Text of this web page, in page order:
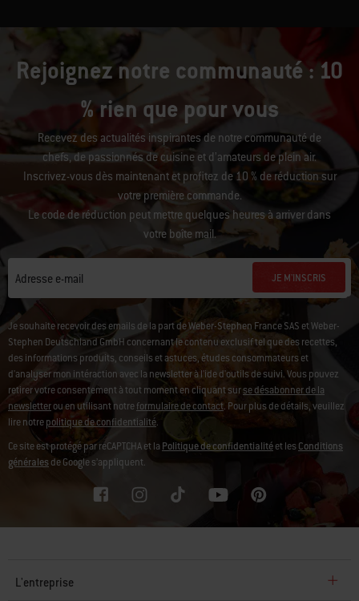
Rejoignez notre communauté : 10
% rien que pour vous
Recevez des actualités inspirantes de notre communauté de
chefs, de passionnés de cuisine et d’amateurs de plein air.
Inscrivez-vous dès maintenant et profitez de 10 % de réduction sur
votre première commande.
Le code de réduction peut mettre quelques heures à arriver dans
votre boîte mail.
Adresse e-mail JE M'INSCRIS
Je souhaite recevoir des emails de la part de Weber-Stephen France SAS et Weber-
Stephen Deutschland GmbH concernant le contenu exclusif tel que des recettes,
des informations produits, conseils et astuces, études consommateurs et
d'analyser mon intéraction avec la newsletter à l'ide d'outils de suivi. Vous pouvez
retirer votre consentement à tout moment en cliquant surse désabonner de la
newsletterou en utilisant notreformulaire de contact. Pour plus de détails, veuillez
lire notrepolitique de confidentialité.
Ce site est protégé par reCAPTCHA et la Politique de confidentialitéet lesConditions
généralesde Google s’appliquent.
L'entreprise